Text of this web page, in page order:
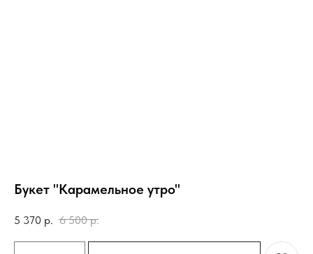
Букет "Карамельное утро"
5 370 р. 6 500 р.